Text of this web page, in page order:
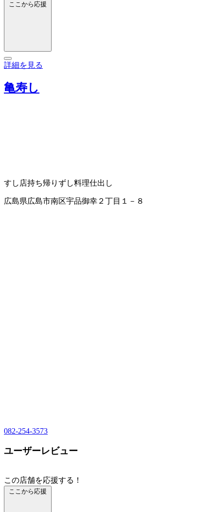
ここから応援
詳細を見る
亀寿し
すし店持ち帰りずし料理仕出し
広島県広島市南区宇品御幸２丁目１－８
082-254-3573
ユーザーレビュー
この店舗を応援する！
ここから応援